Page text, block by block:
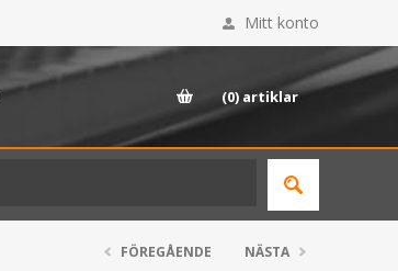
Mitt konto
(0) artiklar
FÖREGÅENDE NÄSTA